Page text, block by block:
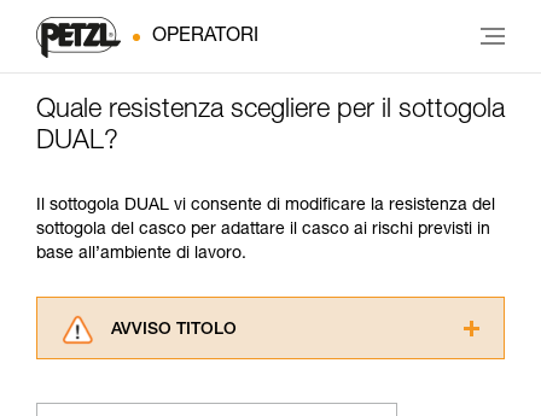
OPERATORI
Quale resistenza scegliere per il sottogola
DUAL?
Il sottogola DUAL vi consente di modificare la resistenza del
sottogola del casco per adattare il casco ai rischi previsti in
base all’ambiente di lavoro.
AVVISO TITOLO